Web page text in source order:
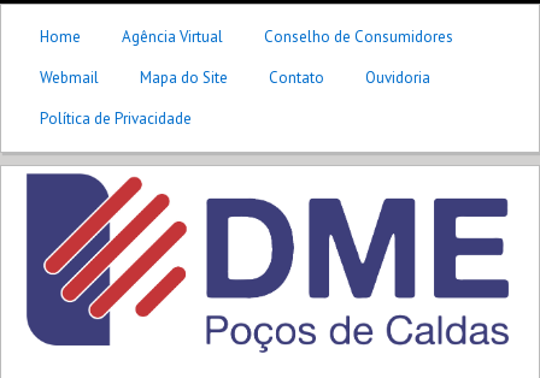
Home Agência Virtual
Conselho de Consumidores
Webmail
Mapa do Site Contato
Ouvidoria
Política de Privacidade